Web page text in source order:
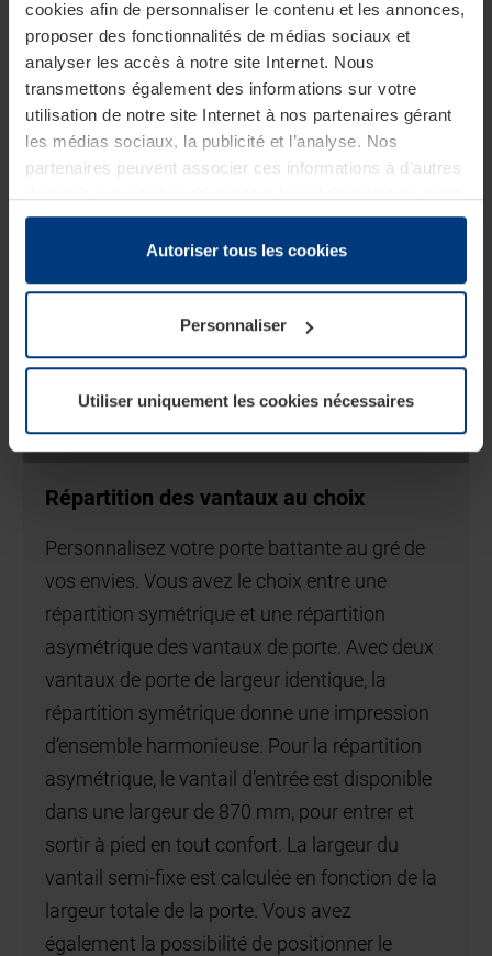
cookies afin de personnaliser le contenu et les annonces,
proposer des fonctionnalités de médias sociaux et
analyser les accès à notre site Internet. Nous
transmettons également des informations sur votre
utilisation de notre site Internet à nos partenaires gérant
les médias sociaux, la publicité et l’analyse. Nos
partenaires peuvent associer ces informations à d’autres
ont collectées dans le cadre de votre utilisation des
appareil s’ils sont absolument nécessaires au
fonctionnement de ce site. Pour tous les autres types de
cookies, nous avons besoin de votre autorisation. Vous
moment dans l’explication concernant les cookies sur la
pagePolitique de confidentialitéde notre site Internet.
Autoriser tous les cookies
Personnaliser
Utiliser uniquement les cookies nécessaires
Caractéristiques
Répartition des vantaux au choix
Personnalisez votre porte battante au gré de
vos envies. Vous avez le choix entre une
répartition symétrique et une répartition
asymétrique des vantaux de porte. Avec deux
vantaux de porte de largeur identique, la
répartition symétrique donne une impression
d’ensemble harmonieuse. Pour la répartition
asymétrique, le vantail d’entrée est disponible
dans une largeur de 870 mm, pour entrer et
sortir à pied en tout confort. La largeur du
vantail semi-fixe est calculée en fonction de la
largeur totale de la porte. Vous avez
également la possibilité de positionner le